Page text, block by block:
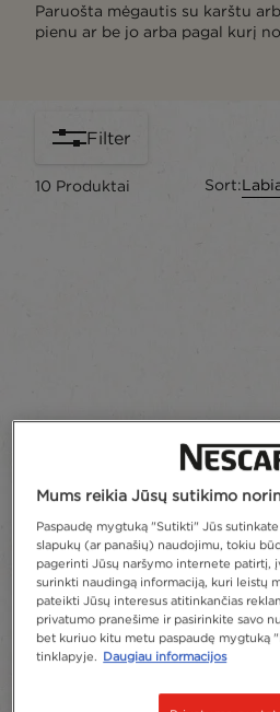
Paruošta mėgautis su karštu
pienu ar be jo arba pagal kurį
Filter
10 Produktai Sort:
Mums reikia Jūsų sutikimo
Paspaudę mygtuką "Sutikti" Jūs
slapukų (ar panašių) naudojimu, tokiu
pagerinti Jūsų naršymo internete patirtį,
surinkti naudingą informaciją, kuri leistų
pateikti Jūsų interesus atitinkančias
privatumo pranešime ir pasirinkite savo
bet kuriuo kitu metu paspaudę mygtuką
tinklapyje. Daugiau informacijos